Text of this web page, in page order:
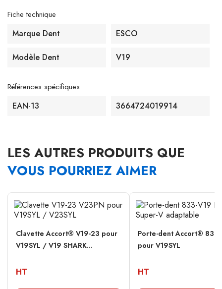
Fiche technique
Marque Dent ESCO
Modèle Dent V19
Références spécifiques
EAN-13 3664724019914
LES AUTRES PRODUITS QUE
VOUS POURRIEZ AIMER
Clavette Accort® V19-23 pour
V19SYL / V19 SHARK...
HT
Porte-dent Accort® 833-
pour V19SYL
HT